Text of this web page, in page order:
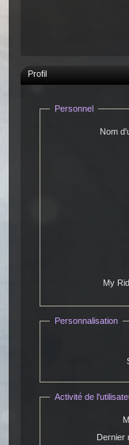
Profil
Personnel
Nom
My
Personnalisation
Activité de
Dernier